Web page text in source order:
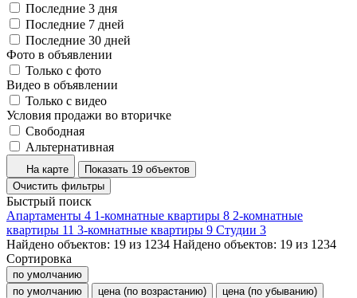
Последние 3 дня
Последние 7 дней
Последние 30 дней
Фото в объявлении
Только с фото
Видео в объявлении
Только с видео
Условия продажи во вторичке
Свободная
Альтернативная
На карте
Показать 19 объектов
Очистить фильтры
Быстрый поиск
Апартаменты 4 1-комнатные квартиры 8 2-комнатные
квартиры 11 3-комнатные квартиры 9 Студии 3
Найдено объектов: 19 из 1234 Найдено объектов: 19 из 1234
Сортировка
по умолчанию
по умолчанию
цена (по возрастанию)
цена (по убыванию)